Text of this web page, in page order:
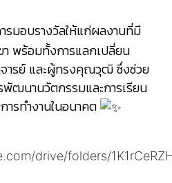
รมอบรางวัลให้แก่ผลงานที่มี
า พร้อมทั้งการแลกเปลี่ยน
ารย์ และผู้ทรงคุณวุฒิ ซึ่งช่วย
พัฒนานวัตกรรมและการเรียน
รทำงานในอนาคต
drive/folders/